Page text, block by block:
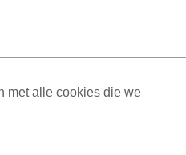
met alle cookies die we